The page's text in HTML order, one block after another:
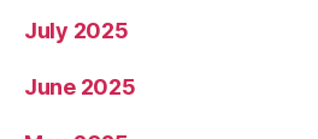
July 2025
June 2025